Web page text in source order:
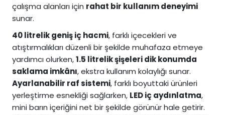
çalışma alanları için rahat bir kullanım deneyimi
sunar.
40 litrelik geniş iç hacmi, farklı içecekleri ve
atıştırmalıkları düzenli bir şekilde muhafaza etmeye
yardımcı olurken,1.5 litrelik şişeleri dik konumda
saklama imkânı, ekstra kullanım kolaylığı sunar.
Ayarlanabilir raf sistemi, farklı boyuttaki ürünleri
yerleştirme esnekliği sağlarken, LED iç aydınlatma,
mini barın içeriğini net bir şekilde görünür hale getirir.